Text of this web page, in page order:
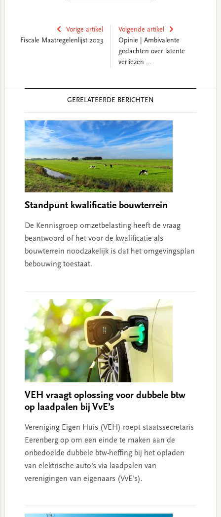
Vorige artikel
Fiscale Maatregelenlijst 2023
Volgende artikel
Opinie | Ambivalente
gedachten over latente
verliezen …
GERELATEERDE BERICHTEN
Standpunt kwalificatie bouwterrein
De Kennisgroep omzetbelasting heeft de vraag
beantwoord of het voor de kwalificatie als
bouwterrein noodzakelijk is dat het omgevingsplan
bebouwing toestaat.
VEH vraagt oplossing voor dubbele btw
op laadpalen bij VvE’s
Vereniging Eigen Huis (VEH) roept staatssecretaris
Eerenberg op om een einde te maken aan de
onbedoelde dubbele btw-heffing bij het opladen
van elektrische auto's via laadpalen van
verenigingen van eigenaars (VvE's).